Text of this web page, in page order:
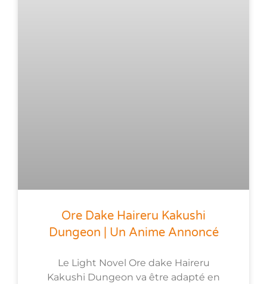
Ore Dake Haireru Kakushi
Dungeon | Un Anime Annoncé
Le Light Novel Ore dake Haireru
Kakushi Dungeon va être adapté en